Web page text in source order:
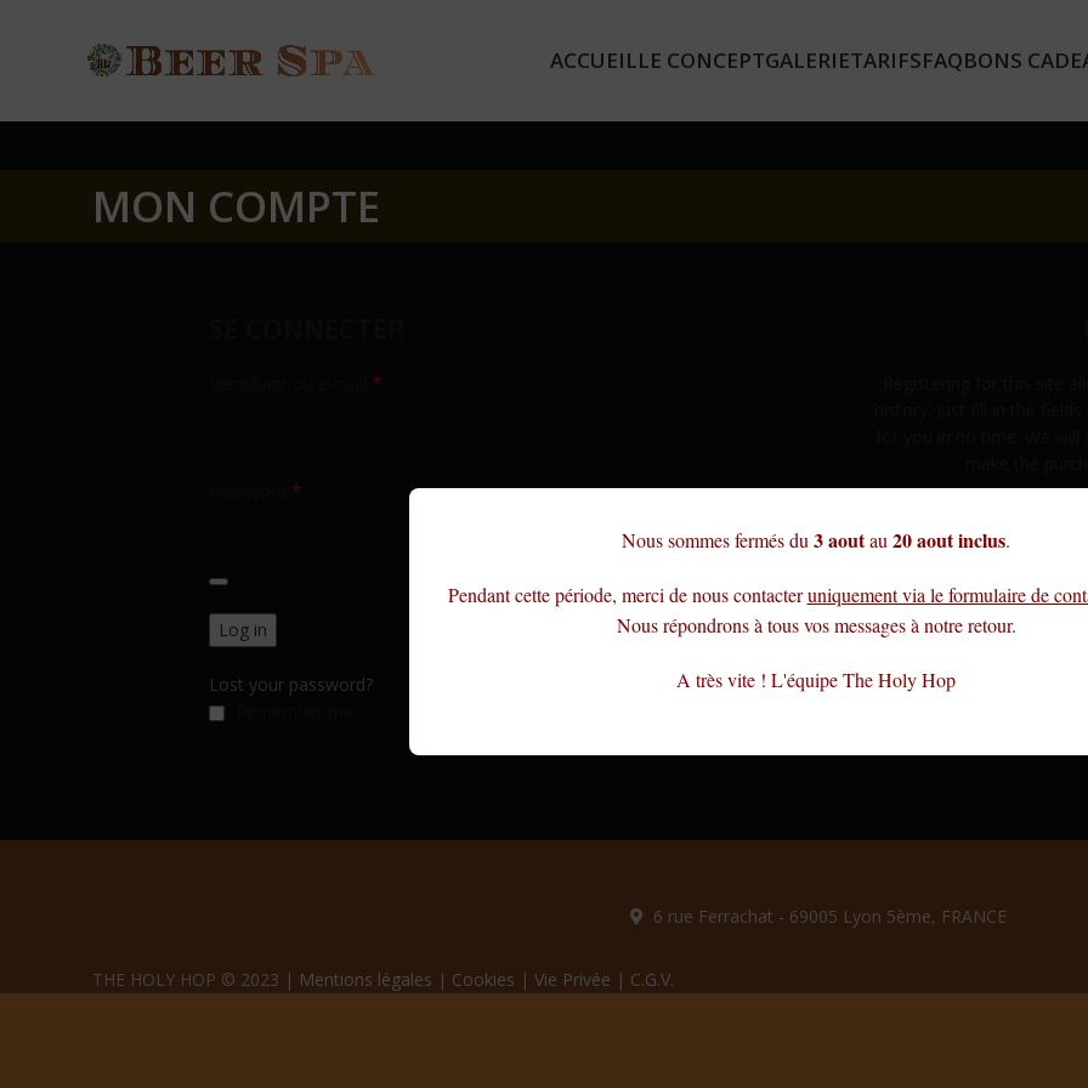
Nous sommes fermés du 3 aoutau 20 aout inclus.
Pendant cette période, merci de nous contacteruniquement via le formulaire de
Nous répondrons à tous vos messages à notre retour.
A très vite ! L'équipe The Holy Hop
ACCUEILLE CONCEPTGALERIETARIFSFAQBONS
MON COMPTE
*
*
Log in
Lost your password?
6 rue Ferrachat - 69005 Lyon 5ème, FRANCE
THE HOLY HOP © 2023 | Mentions légales | Cookies | Vie Privée | C.G.V.